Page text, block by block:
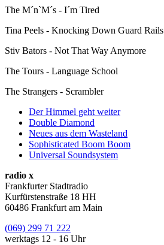
The M´n`M´s - I´m Tired
Tina Peels - Knocking Down Guard Rails
Stiv Bators - Not That Way Anymore
The Tours - Language School
The Strangers - Scrambler
Der Himmel geht weiter
Double Diamond
Neues aus dem Wasteland
Sophisticated Boom Boom
Universal Soundsystem
radio x
Frankfurter Stadtradio
Kurfürstenstraße 18 HH
60486 Frankfurt am Main
(069) 299 71 222
werktags 12 - 16 Uhr